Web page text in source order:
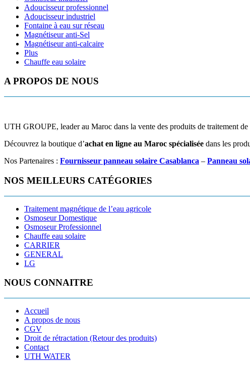
Adoucisseur professionnel
Adoucisseur industriel
Fontaine à eau sur réseau
Magnétiseur anti-Sel
Magnétiseur anti-calcaire
Plus
Chauffe eau solaire
A PROPOS DE NOUS
UTH GROUPE, leader au Maroc dans la vente des produits de traitement
Découvrez la boutique d’achat en ligne au Maroc spécialisée dans les
Nos Partenaires : Fournisseur panneau solaire Casablanca – Panneau
NOS MEILLEURS CATÉGORIES
Traitement magnétique de l’eau agricole
Osmoseur Domestique
Osmoseur Professionnel
Chauffe eau solaire
CARRIER
GENERAL
LG
NOUS CONNAITRE
Accueil
A propos de nous
CGV
Droit de rétractation (Retour des produits)
Contact
UTH WATER